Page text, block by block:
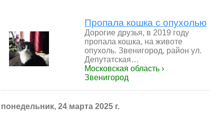
Пропала кошка с опухолью
Дорогие друзья, в 2019 году
пропала кошка, на животе
опухоль. Звенигород, район ул.
Депутатская…
Московская область ›
Звенигород
понедельник, 24 марта 2025 г.